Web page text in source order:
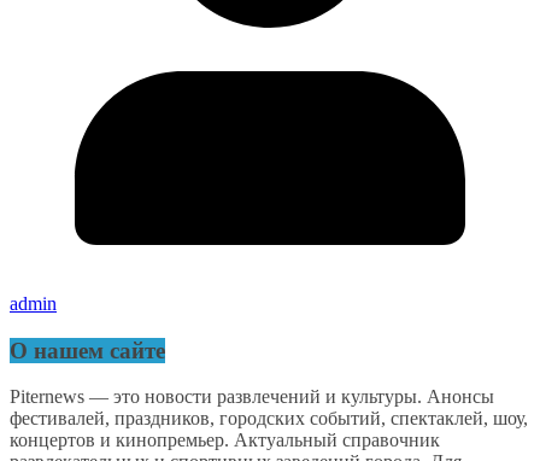
admin
О нашем сайте
Piternews — это новости развлечений и культуры. Анонсы
фестивалей, праздников, городских событий, спектаклей, шоу,
концертов и кинопремьер. Актуальный справочник